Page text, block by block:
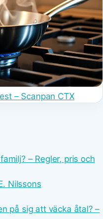
– Scanpan CTX
– Regler, pris och
Nilssons
på sig att väcka åtal? –